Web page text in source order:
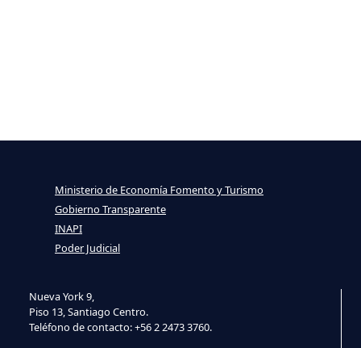
Nueva York 9,
Piso 13, Santiago Centro.
Teléfono de contacto: +56 2 2473 3760.
Ministerio de Economía Fomento y Turismo
Gobierno Transparente
INAPI
Poder Judicial